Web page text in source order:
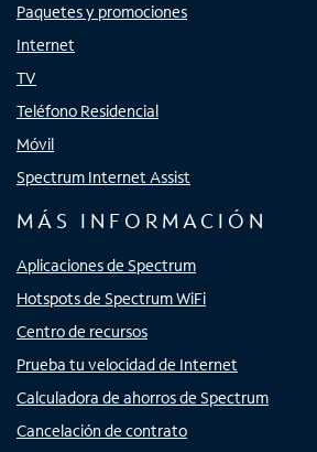
Paquetes y promociones
Internet
TV
Teléfono Residencial
Móvil
Spectrum Internet Assist
MÁS INFORMACIÓN
Aplicaciones de Spectrum
Hotspots de Spectrum WiFi
Centro de recursos
Prueba tu velocidad de Internet
Calculadora de ahorros de Spectrum
Cancelación de contrato